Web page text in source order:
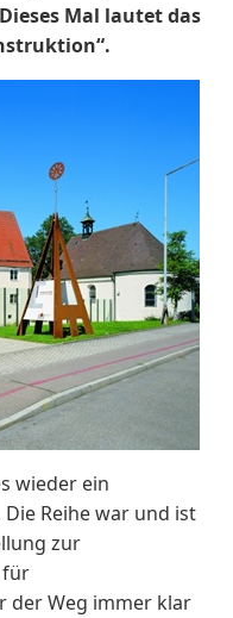
Mal lautet das
wieder ein
Reihe war und ist
zur
für
der Weg immer klar